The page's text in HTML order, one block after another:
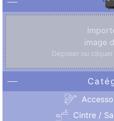
image
Déposer ou
Cintre /